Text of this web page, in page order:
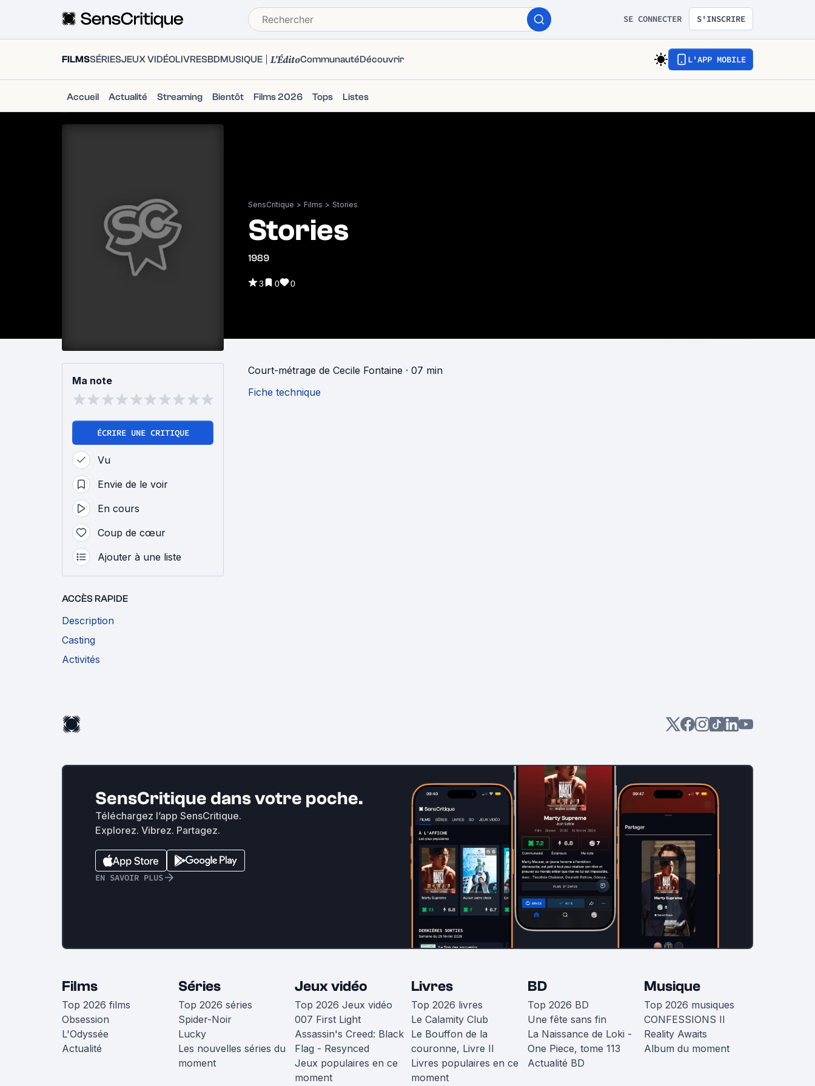
SE CONNECTER S'INSCRIRE
FILMSSÉRIESJEUX VIDÉOLIVRESBDMUSIQUE L'ÉditoCommunautéDécouvrir L'APP MOBILE
Accueil Actualité Streaming Bientôt Films 2026 Tops Listes
SensCritique > Films > Stories
Stories
1989
3 0 0
Ma note
ÉCRIRE UNE CRITIQUE
Vu
Envie de le voir
En cours
Coup de cœur
Ajouter à une liste
ACCÈS RAPIDE
Description
Casting
Activités
Court-métrage de Cecile Fontaine · 07 min
Fiche technique
SensCritique dans votre poche.
Téléchargez l’app SensCritique.
Explorez. Vibrez. Partagez.
EN SAVOIR PLUS
Films
Top 2026 films
Obsession
L'Odyssée
Actualité
Séries
Top 2026 séries
Spider-Noir
Lucky
Les nouvelles séries du
moment
Jeux vidéo
Top 2026 Jeux vidéo
007 First Light
Assassin's Creed: Black
Flag - Resynced
Jeux populaires en ce
moment
Livres
Top 2026 livres
Le Calamity Club
Le Bouffon de la
couronne, Livre II
Livres populaires en ce
moment
BD
Top 2026 BD
Une fête sans fin
La Naissance de Loki -
One Piece, tome 113
Actualité BD
Musique
Top 2026 musiques
CONFESSIONS II
Reality Awaits
Album du moment